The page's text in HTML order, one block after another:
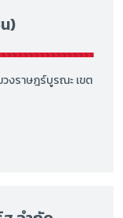
)
งราษฎร์บูรณะ เขต